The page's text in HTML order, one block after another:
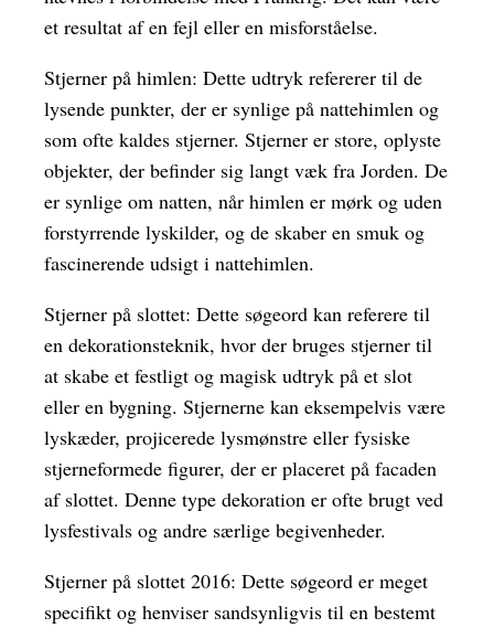
et resultat af en fejl eller en misforståelse.
Stjerner på himlen: Dette udtryk refererer til de
lysende punkter, der er synlige på nattehimlen og
som ofte kaldes stjerner. Stjerner er store, oplyste
objekter, der befinder sig langt væk fra Jorden. De
er synlige om natten, når himlen er mørk og uden
forstyrrende lyskilder, og de skaber en smuk og
fascinerende udsigt i nattehimlen.
Stjerner på slottet: Dette søgeord kan referere til
en dekorationsteknik, hvor der bruges stjerner til
at skabe et festligt og magisk udtryk på et slot
eller en bygning. Stjernerne kan eksempelvis være
lyskæder, projicerede lysmønstre eller fysiske
stjerneformede figurer, der er placeret på facaden
af slottet. Denne type dekoration er ofte brugt ved
lysfestivals og andre særlige begivenheder.
Stjerner på slottet 2016: Dette søgeord er meget
specifikt og henviser sandsynligvis til en bestemt